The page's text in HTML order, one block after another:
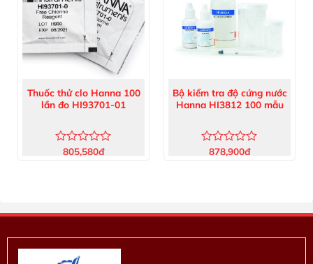
Máy, bút đo PH
Máy đo điện cực, độ măn ngọt
Máy đo quang, COD
Hóa chất, dung dịch hiệu chuẩn
Thuốc thử clo Hanna 100
lần đo HI93701-01
Được
805,580đ
Bộ kiểm tra độ cứng nước
Hanna HI3812 100 mẫu
Được
878,900đ